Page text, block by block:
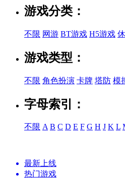
游戏分类：
不限 网游 BT游戏 H5游戏
游戏类型：
不限 角色扮演 卡牌 塔防 模
字母索引：
不限 A B C D E F G H J K L
最新上线
热门游戏